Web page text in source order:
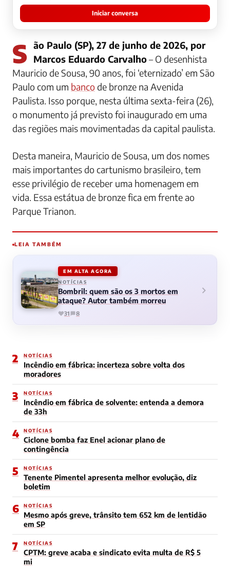
Iniciar conversa
São Paulo (SP), 27 de junho de 2026, por Marcos Eduardo Carvalho– O desenhista
Mauricio de Sousa, 90 anos, foi ‘eternizado’ em São
Paulo com um bancode bronze na Avenida
Paulista. Isso porque, nesta última sexta-feira (26),
o monumento já previsto foi inaugurado em uma
das regiões mais movimentadas da capital paulista.
Desta maneira, Mauricio de Sousa, um dos nomes
mais importantes do cartunismo brasileiro, tem
esse privilégio de receber uma homenagem em
vida. Essa estátua de bronze fica em frente ao
Parque Trianon.
LEIA TAMBÉM
EM ALTA AGORA
NOTÍCIAS
Bombril: quem são os 3 mortos em
ataque? Autor também morreu
31 8
2 NOTÍCIAS
Incêndio em fábrica: incerteza sobre volta dos
moradores
3 NOTÍCIAS
Incêndio em fábrica de solvente: entenda a demora
de 33h
4 NOTÍCIAS
Ciclone bomba faz Enel acionar plano de
contingência
5 NOTÍCIAS
Tenente Pimentel apresenta melhor evolução, diz
boletim
6 NOTÍCIAS
Mesmo após greve, trânsito tem 652 km de lentidão
em SP
7 NOTÍCIAS
CPTM: greve acaba e sindicato evita multa de R$ 5
mi